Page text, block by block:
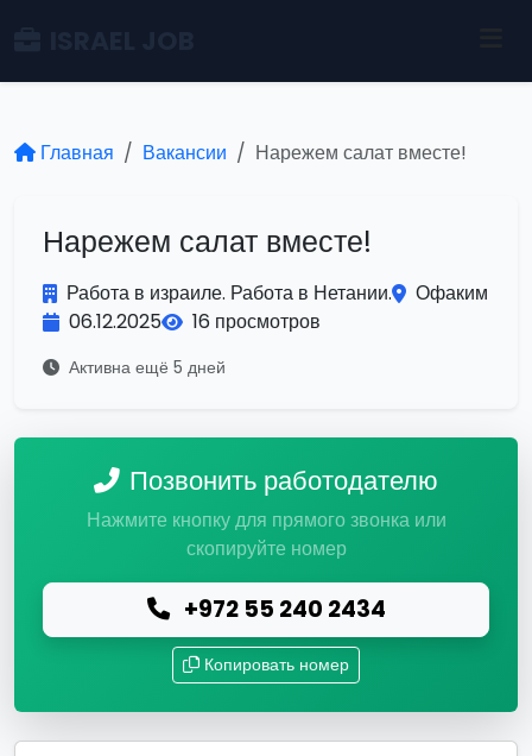
Главная Вакансии Нарежем салат вместе!
Нарежем салат вместе!
Работа в израиле. Работа в Нетании.
Офаким
06.12.2025
16 просмотров
Активна ещё 5 дней
Позвонить работодателю
Нажмите кнопку для прямого звонка или
скопируйте номер
+972 55 240 2434
Копировать номер